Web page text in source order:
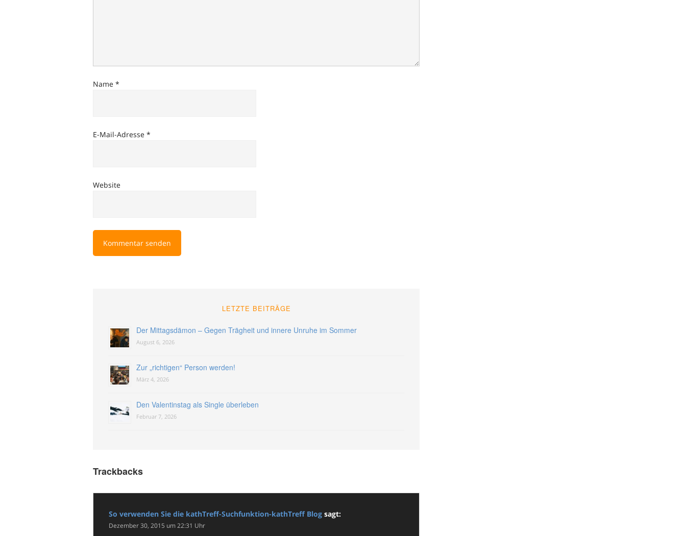
Name *
E-Mail-Adresse *
Website
LETZTE BEITRÄGE
Der Mittagsdämon – Gegen Trägheit und innere Unruhe im Sommer
August 6, 2026
Zur „richtigen“ Person werden!
März 4, 2026
Den Valentinstag als Single überleben
Februar 7, 2026
Trackbacks
So verwenden Sie die kathTreff-Suchfunktion-kathTreff Blog sagt:
Dezember 30, 2015 um 22:31 Uhr